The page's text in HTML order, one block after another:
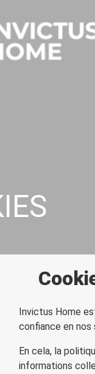
Invictus Home
confiance en nos
En cela, la
informations